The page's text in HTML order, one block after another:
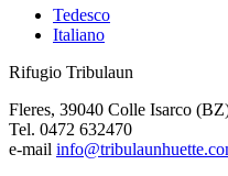
Tedesco
Italiano
Rifugio Tribulaun
Fleres, 39040 Colle Isarco
Tel. 0472 632470
e-mail